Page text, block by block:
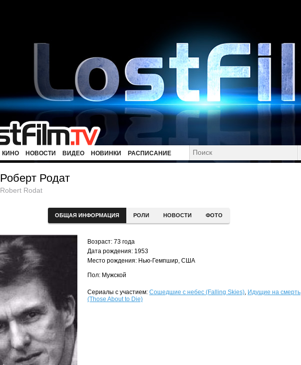
КИНО НОВОСТИ ВИДЕО НОВИНКИ РАСПИСАНИЕ
Роберт Родат
Robert Rodat
ОБЩАЯ ИНФОРМАЦИЯ РОЛИ НОВОСТИ ФОТО
Возраст: 73 года
Дата рождения: 1953
Место рождения: Нью-Гемпшир, США
Пол: Мужской
Сериалы с участием: Сошедшие с небес (Falling Skies), Идущие на смерть
(Those About to Die)